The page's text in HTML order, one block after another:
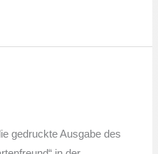
gedruckte Ausgabe des